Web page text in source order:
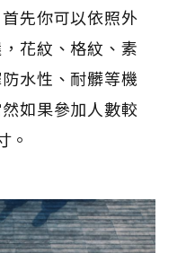
先你可以依照外
花紋、格紋、素
水性、耐髒等機
如果參加人數較
。